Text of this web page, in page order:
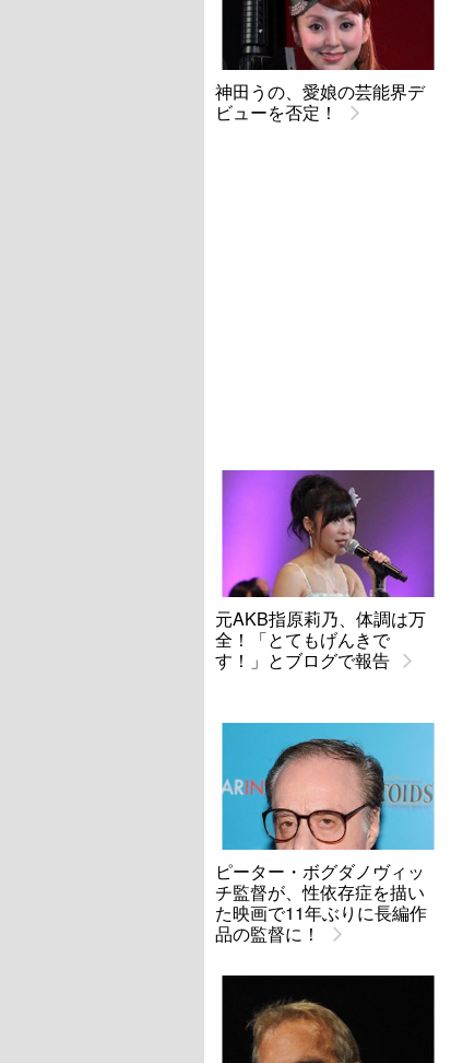
神田うの、愛娘の芸能界デ
ビューを否定！
元AKB指原莉乃、体調は万
全！「とてもげんきで
す！」とブログで報告
ピーター・ボグダノヴィッ
チ監督が、性依存症を描い
た映画で11年ぶりに長編作
品の監督に！